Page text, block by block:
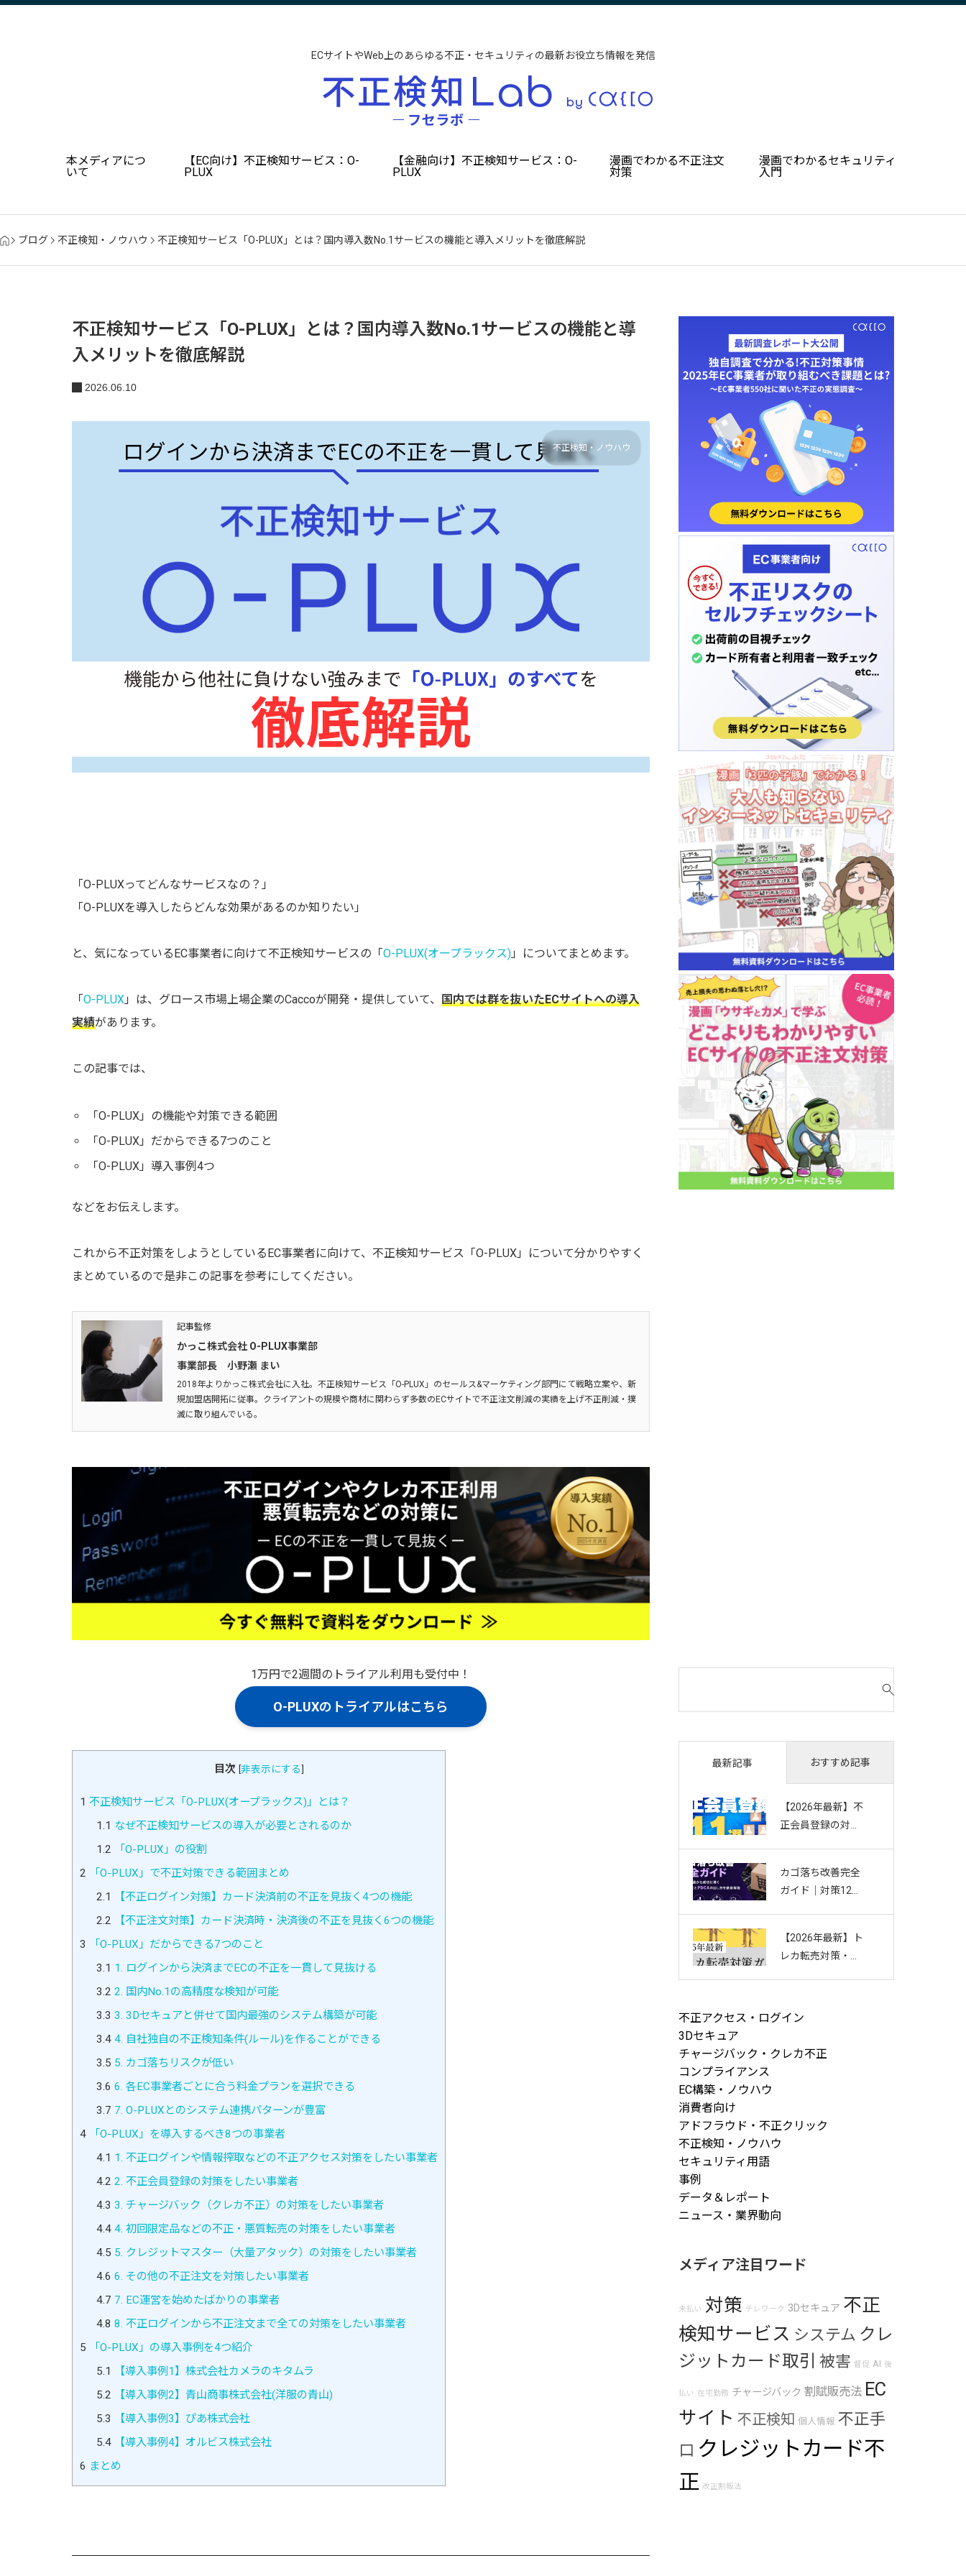
ECサイトやWeb上のあらゆる不正・セキュリティの最新お役立ち情報を発信
本メディアにつ
いて
【EC向け】不正検知サービス：O-
PLUX
【金融向け】不正検知サービス：O-
PLUX
漫画でわかる不正注文
対策
漫画でわかるセキュリティ
入門
ブログ 不正検知・ノウハウ 不正検知サービス「O-PLUX」とは？国内導入数No.1サービスの機能と導入メリットを徹底解説
不正検知サービス「O-PLUX」とは？国内導入数No.1サービスの機能と導
入メリットを徹底解説
2026.06.10
不正検知・ノウハウ
「O-PLUXってどんなサービスなの？」
「O-PLUXを導入したらどんな効果があるのか知りたい」
と、気になっているEC事業者に向けて不正検知サービスの「O-PLUX(オープラックス) 」についてまとめます。
「O-PLUX 」は、グロース市場上場企業のCaccoが開発・提供していて、 国内では群を抜いたECサイトへの導入
実績があります。
この記事では、
「O-PLUX」の機能や対策できる範囲
「O-PLUX」だからできる7つのこと
「O-PLUX」導入事例4つ
などをお伝えします。
これから不正対策をしようとしているEC事業者に向けて、不正検知サービス「O-PLUX」について分かりやすく
まとめているので是非この記事を参考にしてください。
記事監修
かっこ株式会社 O-PLUX事業部
事業部長 小野瀬 まい
2018年よりかっこ株式会社に入社。不正検知サービス「O-PLUX」のセールス&マーケティング部門にて戦略立案や、新
規加盟店開拓に従事。クライアントの規模や商材に関わらず多数のECサイトで不正注文削減の実績を上げ不正削減・撲
滅に取り組んでいる。
1万円で2週間のトライアル利用も受付中！
O-PLUXのトライアルはこちら
目次 [非表示にする]
1 不正検知サービス「O-PLUX(オープラックス)」とは？
1.1 なぜ不正検知サービスの導入が必要とされるのか
1.2 「O-PLUX」の役割
2 「O-PLUX」で不正対策できる範囲まとめ
2.1
【不正ログイン対策】カード決済前の不正を見抜く4つの機能
2.2 【不正注文対策】カード決済時・決済後の不正を見抜く6つの機能
3
「O-PLUX」だからできる7つのこと
3.1 1. ログインから決済までECの不正を一貫して見抜ける
3.2 2. 国内No.1の高精度な検知が可能
3.3 3. 3Dセキュアと併せて国内最強のシステム構築が可能
3.44. 自社独自の不正検知条件(ルール)を作ることができる
3.5 5. カゴ落ちリスクが低い
3.6 6. 各EC事業者ごとに合う料金プランを選択できる
3.7 7. O-PLUXとのシステム連携パターンが豊富
4 「O-PLUX」を導入するべき8つの事業者
4.1 1. 不正ログインや情報搾取などの不正アクセス対策をしたい事業者
4.2 2. 不正会員登録の対策をしたい事業者
4.3 3. チャージバック（クレカ不正）の対策をしたい事業者
4.44. 初回限定品などの不正・悪質転売の対策をしたい事業者
4.5 5. クレジットマスター（大量アタック）の対策をしたい事業者
4.6 6. その他の不正注文を対策したい事業者
4.7 7. EC運営を始めたばかりの事業者
4.8 8. 不正ログインから不正注文まで全ての対策をしたい事業者
5 「O-PLUX」の導入事例を4つ紹介
5.1
【導入事例1】株式会社カメラのキタムラ
5.2 【導入事例2】青山商事株式会社(洋服の青山)
5.3 【導入事例3】ぴあ株式会社
5.4【導入事例4】オルビス株式会社
6 まとめ
対
最新記事 おすすめ記事
【2026年最新】不
正会員登録の対策
アドを防ぐお悩み
別ガイド
カゴ落ち改善完全
ガイド｜対策12選
回し方を徹底解説
【2026年最新】ト
レカ転売対策・完
不正アクセス・ログイン
3Dセキュア
チャージバック・クレカ不正
コンプライアンス
EC構築・ノウハウ
消費者向け
アドフラウド・不正クリック
不正検知・ノウハウ
セキュリティ用語
事例
データ＆レポート
ニュース・業界動向
メディア注目ワード
未払い 対策 テレワーク 3Dセキュア 不正
検知サービス システム クレ
ジットカード取引
被害 督促 AI 後
払い 在宅勤務 チャージバック 割賦販売法 EC
サイト 不正検知 個人情報 不正手
口 クレジットカード不
正 改正割販法